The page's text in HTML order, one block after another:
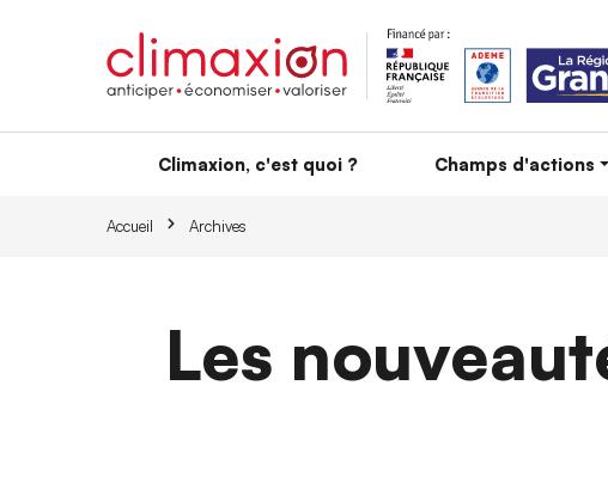
Climaxion, c'est quoi ? Champs d'actions
Accueil Archives
Les